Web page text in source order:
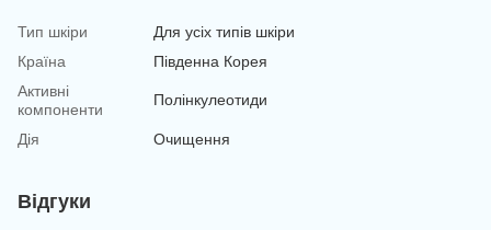
Тип шкіри
Для усіх типів шкіри
Країна
Південна Корея
Активні
компоненти
Полінкулеотиди
Дія Очищення
Відгуки